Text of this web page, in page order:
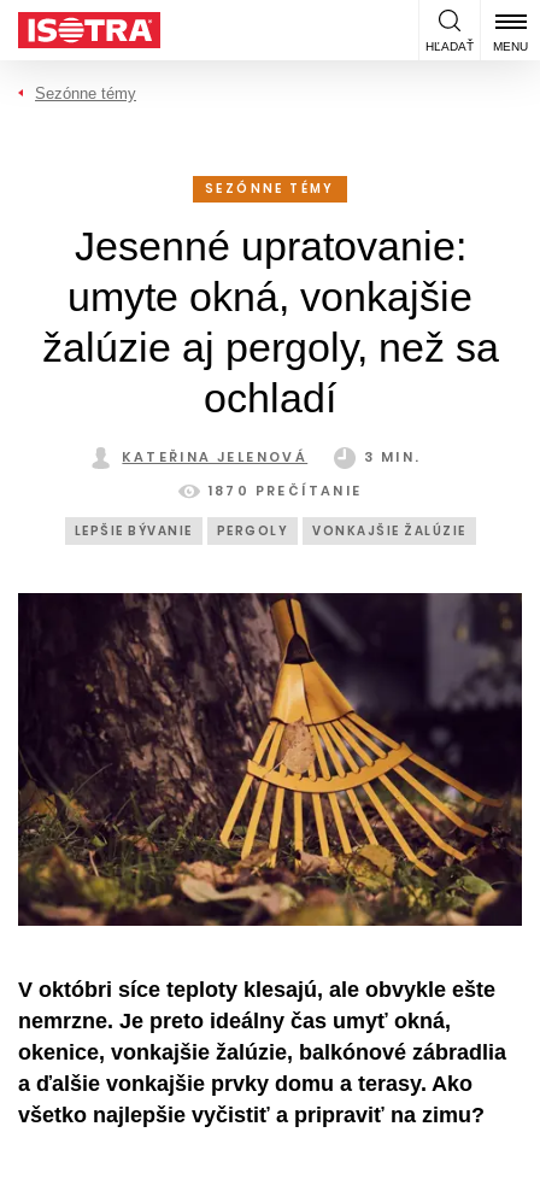
Preskočiť na obsah
HĽADAŤ MENU
Sezónne témy
SEZÓNNE TÉMY
Jesenné upratovanie:
umyte okná, vonkajšie
žalúzie aj pergoly, než sa
ochladí
KATEŘINA JELENOVÁ
3 MIN.
1870 PREČÍTANIE
LEPŠIE BÝVANIE PERGOLY VONKAJŠIE ŽALÚZIE
V októbri síce teploty klesajú, ale obvykle ešte
nemrzne. Je preto ideálny čas umyť okná,
okenice, vonkajšie žalúzie, balkónové zábradlia
a ďalšie vonkajšie prvky domu a terasy. Ako
všetko najlepšie vyčistiť a pripraviť na zimu?